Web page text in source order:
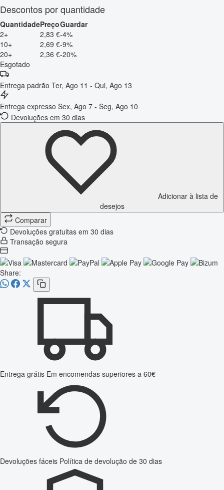
Descontos por quantidade
QuantidadePreçoGuardar
2+
2,83 €-4%
10+
2,69 €-9%
20+
2,36 €-20%
Esgotado
Entrega padrão Ter, Ago 11 - Qui, Ago 13
Entrega expresso Sex, Ago 7 - Seg, Ago 10
Devoluções em 30 dias
Adicionar à lista de
desejos
Comparar
Devoluções gratuitas em 30 dias
Transação segura
Share:
Entrega grátis Em encomendas superiores a 60€
Devoluções fáceis Política de devolução de 30 dias